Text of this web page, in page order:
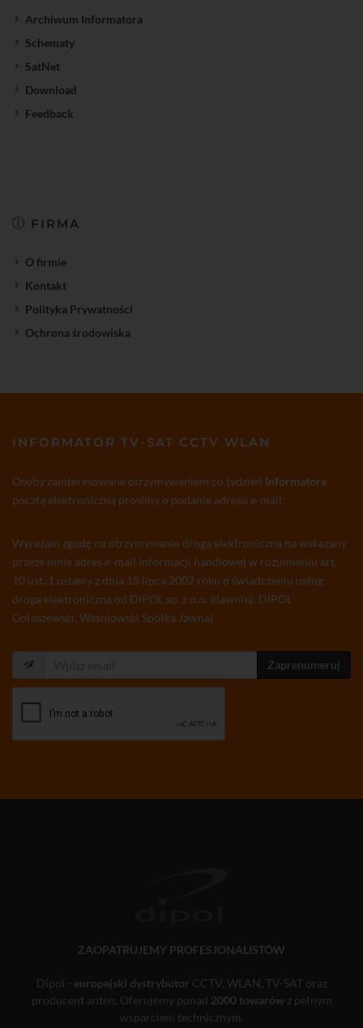
Archiwum Informatora
Schematy
SatNet
Download
Feedback
FIRMA
O firmie
Kontakt
Polityka Prywatności
Ochrona środowiska
INFORMATOR TV-SAT CCTV WLAN
Osoby zainteresowane otrzymywaniem co tydzień Informatora
pocztą elektroniczną prosimy o podanie adresu e-mail:
Wyrażam zgodę na otrzymywanie drogą elektroniczną na wskazany
przeze mnie adres e-mail informacji handlowej w rozumieniu art.
10 ust. 1 ustawy z dnia 18 lipca 2002 roku o świadczeniu usług
drogą elektroniczną od DIPOL sp. z o.o. (dawniej: DIPOL
Gołaszewski, Waśniowski Spółka Jawna)
Zaprenumeruj
ZAOPATRUJEMY PROFESJONALISTÓW
Dipol - europejski dystrybutor CCTV, WLAN, TV-SAT oraz
producent anten. Oferujemy ponad 2000 towarówz pełnym
wsparciem technicznym.